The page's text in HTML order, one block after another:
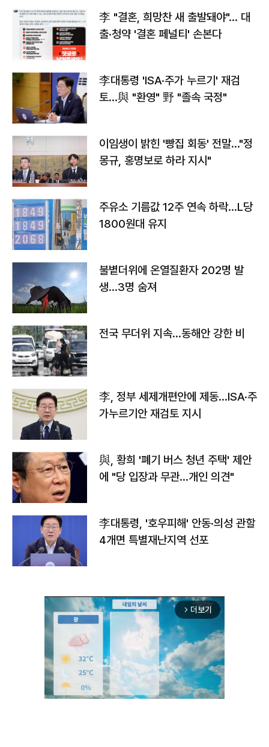
李 "결혼, 희망찬 새 출발돼야"… 대
출·청약 '결혼 페널티' 손본다
李대통령 'ISA·주가 누르기' 재검
토…與 "환영" 野 "졸속 국정"
이임생이 밝힌 '빵집 회동' 전말…"정
몽규, 홍명보로 하라 지시"
주유소 기름값 12주 연속 하락…L당
1800원대 유지
불볕더위에 온열질환자 202명 발
생…3명 숨져
전국 무더위 지속…동해안 강한 비
李, 정부 세제개편안에 제동…ISA·주
가누르기안 재검토 지시
與, 황희 '폐기 버스 청년 주택' 제안
에 "당 입장과 무관…개인 의견"
李대통령, '호우피해' 안동·의성 관할
4개면 특별재난지역 선포
arrow_forward_ios 더보기